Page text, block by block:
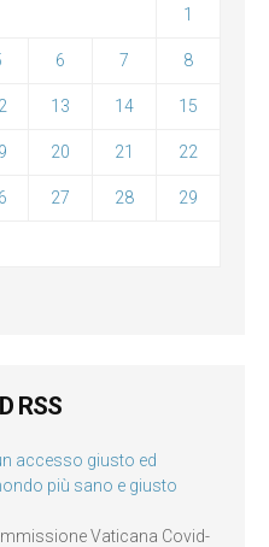
1
6 7 8
13 14 15
20 21 22
27 28 29
RSS
accesso giusto ed
più sano e giusto
Vaticana Covid-